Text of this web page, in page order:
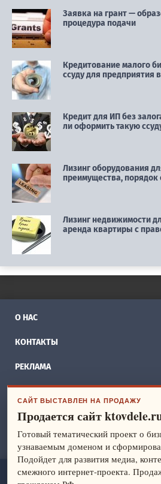
Заявка на грант —
процедура подачи
Кредитование малого
ссуду для предприятия
Кредит для ИП без
ли оформить такую
Лизинг оборудования
преимущества,
Лизинг недвижимости
аренда квартиры с
О НАС
КОНТАКТЫ
РЕКЛАМА
СПРАВОЧНИК
ФРАНШИЗЫ
ktovdele.ru — идеи и ведение
САЙТ ВЫСТАВЛЕН НА ПРОДАЖУ
Продается сайт
Готовый тематический проект о
узнаваемым доменом и
Подойдет для развития медиа,
смежного интернет-проекта.